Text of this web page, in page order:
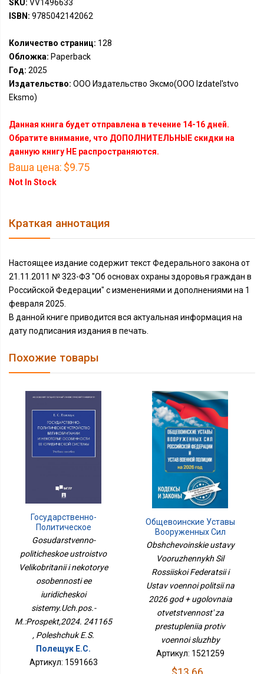
SKU: VV1496633
ISBN: 9785042142062
Количество страниц: 128
Обложка: Paperback
Год: 2025
Издательство: ООО Издательство Эксмо(OOO Izdatel'stvo
Eksmo)
Данная книга будет отправлена в течение 14-16 дней.
Обратите внимание, что ДОПОЛНИТЕЛЬНЫЕ скидки на
данную книгу НЕ распространяются.
Ваша цена: $9.75
Not In Stock
Краткая аннотация
Настоящее издание содержит текст Федерального закона от
21.11.2011 № 323-ФЗ "Об основах охраны здоровья граждан в
Российской Федерации" с изменениями и дополнениями на 1
февраля 2025.
В данной книге приводится вся актуальная информация на
дату подписания издания в печать.
Похожие товары
Государственно-
Политическое
Устройство
Великобритании И
Некоторые Особенности
Ее Юридической
Системы.Уч.пос.-
М.:Проспект,2024.
241165
Gosudarstvenno-
politicheskoe ustroistvo
Velikobritanii i nekotorye
osobennosti ee
iuridicheskoi
sistemy.Uch.pos.-
M.:Prospekt,2024. 241165
, Poleshchuk E.S.
Полещук Е.С.
Артикул: 1591663
Общевоинские Уставы
Вооруженных Сил
Российской Федерации
Полиции На 2026 Год +
Уголовная
Ответственность За
Преступления Против
Военной Службы
Obshchevoinskie ustavy
Vooruzhennykh Sil
Rossiiskoi Federatsii i
Ustav voennoi politsii na
2026 god + ugolovnaia
otvetstvennost' za
prestupleniia protiv
voennoi sluzhby
Артикул: 1521259